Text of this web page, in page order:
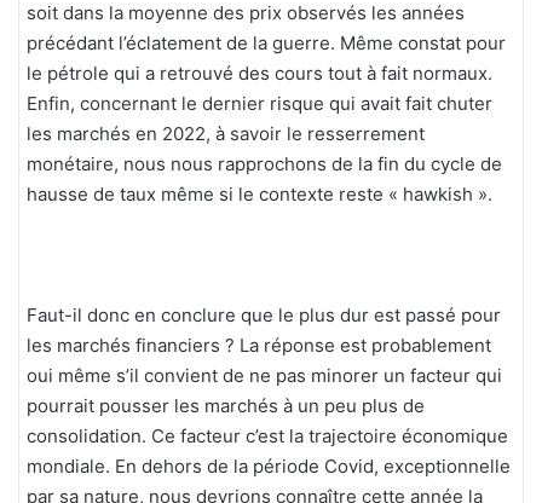
soit dans la moyenne des prix observés les années
précédant l’éclatement de la guerre. Même constat pour
le pétrole qui a retrouvé des cours tout à fait normaux.
Enfin, concernant le dernier risque qui avait fait chuter
les marchés en 2022, à savoir le resserrement
monétaire, nous nous rapprochons de la fin du cycle de
hausse de taux même si le contexte reste « hawkish ».
Faut-il donc en conclure que le plus dur est passé pour
les marchés financiers ? La réponse est probablement
oui même s’il convient de ne pas minorer un facteur qui
pourrait pousser les marchés à un peu plus de
consolidation. Ce facteur c’est la trajectoire économique
mondiale. En dehors de la période Covid, exceptionnelle
par sa nature, nous devrions connaître cette année la